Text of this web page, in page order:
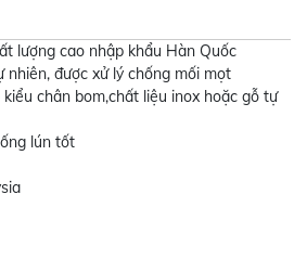
lượng cao nhập khẩu Hàn Quốc
nhiên, được xử lý chống mối mọt
chân bom,chất liệu inox hoặc gỗ tự
lún tốt